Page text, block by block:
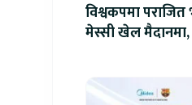
विश्वकपमा
मेस्सी खेल